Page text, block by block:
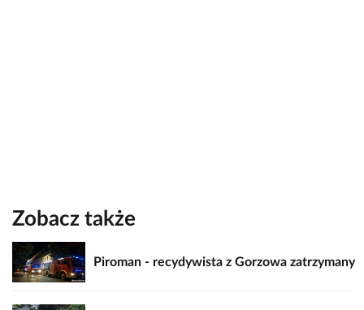
Zobacz także
Piroman - recydywista z Gorzowa zatrzymany